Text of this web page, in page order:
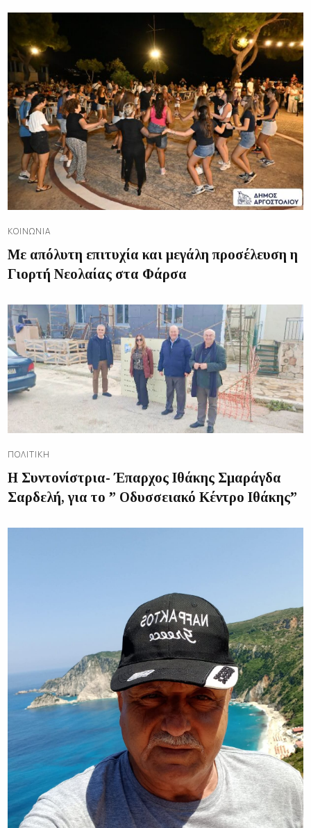
ΚΟΙΝΩΝΊΑ
Με απόλυτη επιτυχία και μεγάλη προσέλευση η
Γιορτή Νεολαίας στα Φάρσα
ΠΟΛΙΤΙΚΉ
Η Συντονίστρια- Έπαρχος Ιθάκης Σμαράγδα
Σαρδελή, για το ” Οδυσσειακό Κέντρο Ιθάκης”